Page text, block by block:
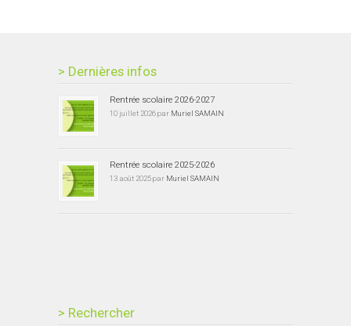
> Dernières infos
Rentrée scolaire 2026-2027
10 juillet 2026 par Muriel SAMAIN
Rentrée scolaire 2025-2026
13 août 2025 par Muriel SAMAIN
> Rechercher